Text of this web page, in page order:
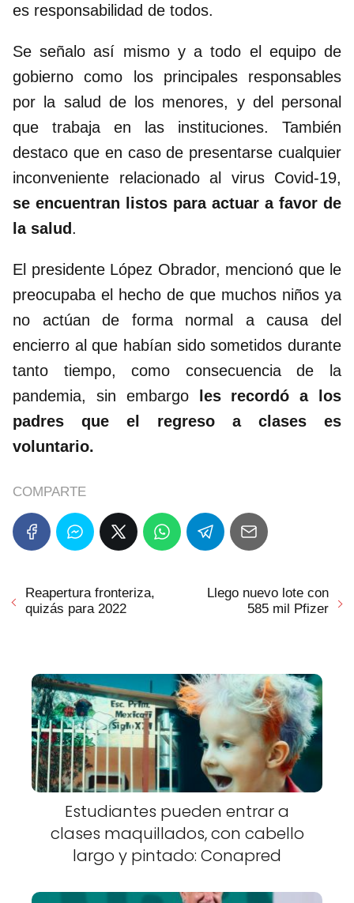
es responsabilidad de todos.
Se señalo así mismo y a todo el equipo de
gobierno como los principales responsables
por la salud de los menores, y del personal
que trabaja en las instituciones. También
destaco que en caso de presentarse cualquier
inconveniente relacionado al virus Covid-19,
se encuentran listos para actuar a favor de
la salud .
El presidente López Obrador, mencionó que le
preocupaba el hecho de que muchos niños ya
no actúan de forma normal a causa del
encierro al que habían sido sometidos durante
tanto tiempo, como consecuencia de la
pandemia, sin embargo
les recordó a los
padres que el regreso a clases es
voluntario.
COMPARTE
Reapertura fronteriza,
quizás para 2022
Llego nuevo lote con
585 mil Pfizer
Estudiantes pueden entrar a
clases maquillados, con cabello
largo y pintado: Conapred